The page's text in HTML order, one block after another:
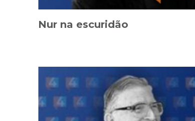
Nur na escuridão